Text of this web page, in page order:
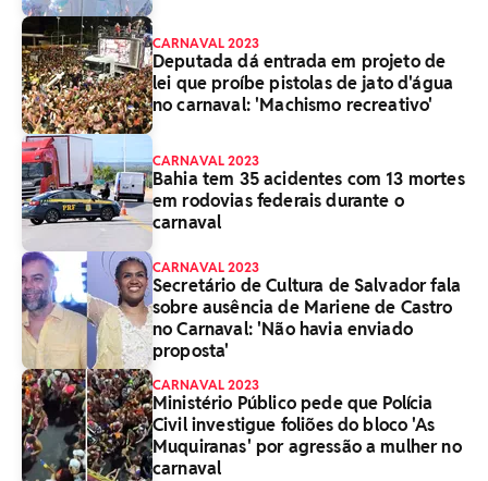
CARNAVAL 2023
Deputada dá entrada em projeto de
lei que proíbe pistolas de jato d'água
no carnaval: 'Machismo recreativo'
CARNAVAL 2023
Bahia tem 35 acidentes com 13 mortes
em rodovias federais durante o
carnaval
CARNAVAL 2023
Secretário de Cultura de Salvador fala
sobre ausência de Mariene de Castro
no Carnaval: 'Não havia enviado
proposta'
CARNAVAL 2023
Ministério Público pede que Polícia
Civil investigue foliões do bloco 'As
Muquiranas' por agressão a mulher no
carnaval